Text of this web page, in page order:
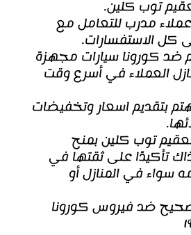
توب كلين.
مدرب للتعامل مع
كل الاستفسارات.
ضد كورونا سيارات مجهزة
العملاء في أسرع وقت
بتقديم اسعار وتخفيضات
توب كلين بمنح
تأكيدًا على ثقتها في
سواء في المنازل أو
ضد فيروس كورونا